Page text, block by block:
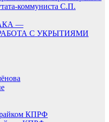
коммуниста С.П.
—
С УКРЫТИЯМИ
райком КПРФ